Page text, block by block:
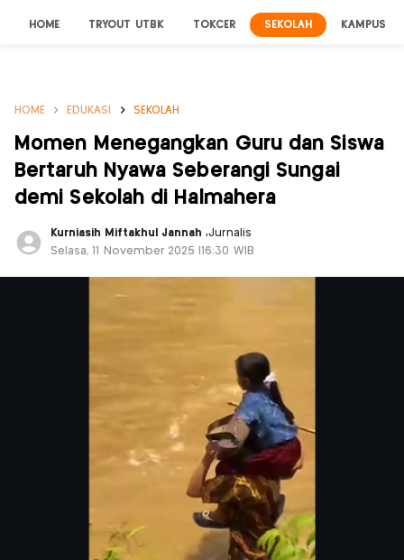
HOME TRYOUT UTBK TOKCER SEKOLAH KAMPUS
HOME EDUKASI SEKOLAH
Momen Menegangkan Guru dan Siswa
Bertaruh Nyawa Seberangi Sungai
demi Sekolah di Halmahera
Kurniasih Miftakhul Jannah,Jurnalis
Selasa, 11 November 2025 |16:30 WIB